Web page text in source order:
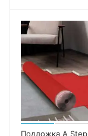
Подложка A Step рулон 3